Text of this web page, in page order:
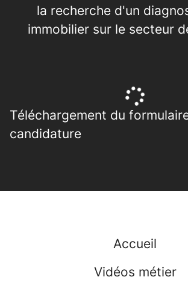
la recherche d'un
immobilier sur le secteur
Téléchargement du
candidature
Accueil
Vidéos métier